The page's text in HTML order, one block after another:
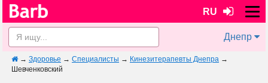
RU
Днепр
→ Здоровье → Специалисты → Кинезитерапевты Днепра →
Шевченковский